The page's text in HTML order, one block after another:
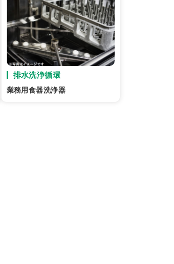
排水洗浄循環
業務用食器洗浄器